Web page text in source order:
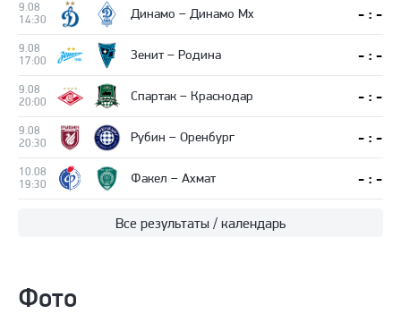
9.08
14:30
Динамо – Динамо Мх - : -
9.08
17:00
Зенит – Родина - : -
9.08
20:00
Спартак – Краснодар - : -
9.08
20:30
Рубин – Оренбург - : -
10.08
19:30
Факел – Ахмат - : -
Все результаты / календарь
Фото